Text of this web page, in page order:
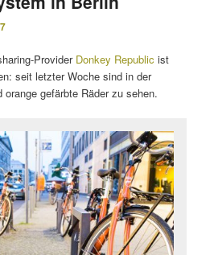
Provider Donkey Republic ist
seit letzter Woche sind in der
gefärbte Räder zu sehen.